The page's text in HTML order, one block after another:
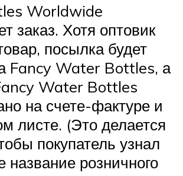
Worldwide
заказ. Хотя оптовик
посылка будет
Fancy Water Bottles, а
Water Bottles
на счете-фактуре и
листе. (Это делается
покупатель узнал
название розничного